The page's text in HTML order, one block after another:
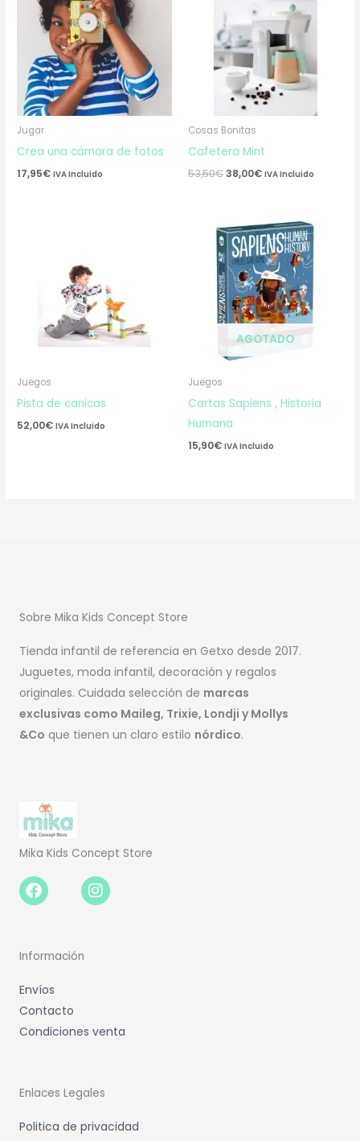
Jugar
Crea una cámara de fotos
17,95€ IVA Incluido
Cosas Bonitas
Cafetera Mint
53,50€
53,50€.
38,00€
38,00€.
IVA Incluido
Juegos
Pista de canicas
52,00€ IVA Incluido
AGOTADO
Juegos
Cartas Sapiens , Historia
Humana
15,90€ IVA Incluido
Sobre Mika Kids Concept Store
Tienda infantil de referencia en Getxo desde 2017.
Juguetes, moda infantil, decoración y regalos
originales. Cuidada selección de marcas
exclusivas como Maileg, Trixie, Londji y Mollys
&Co que tienen un claro estilo nórdico.
Mika Kids Concept Store
Facebook-
f
Instagram
Información
Envíos
Contacto
Condiciones venta
Enlaces Legales
Politica de privacidad